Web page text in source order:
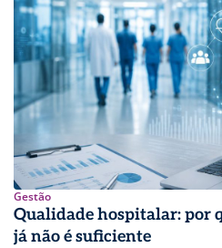
Gestão
Qualidade hospitalar: por
já não é suficiente